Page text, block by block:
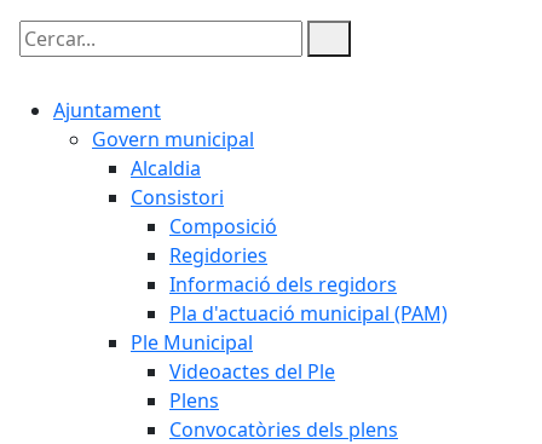
Cercar:
Ajuntament
Govern municipal
Alcaldia
Consistori
Composició
Regidories
Informació dels regidors
Pla d'actuació municipal (PAM)
Ple Municipal
Videoactes del Ple
Plens
Convocatòries dels plens